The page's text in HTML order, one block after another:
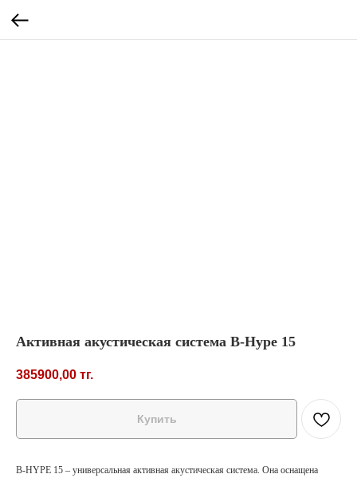
Активная акустическая система B-Hype 15
385900,00 тг.
Купить
B-HYPE 15 – универсальная активная акустическая система. Она оснащена